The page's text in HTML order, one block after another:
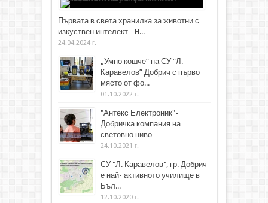
Първата в света хранилка за животни с
изкуствен интелект - H...
24.04.2024 г.
„Умно кошче“ на СУ “Л.
Каравелов” Добрич с първо
място от фо...
01.10.2022 г.
"Антекс Електроник"-
Добричка компания на
световно ниво
24.10.2021 г.
СУ "Л. Каравелов", гр. Добрич
е най- активното училище в
Бъл...
12.10.2020 г.